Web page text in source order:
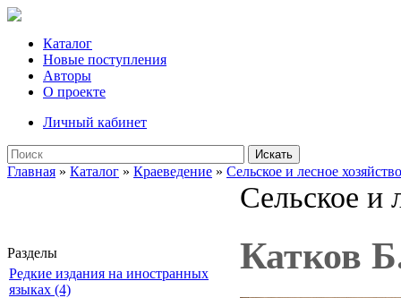
Каталог
Новые поступления
Авторы
О проекте
Личный кабинет
Искать
Главная » Каталог » Краеведение » Сельское и лесное
Разделы
Редкие издания на иностранных
языках (4)
Сельское и
Катков